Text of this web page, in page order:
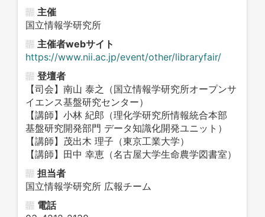
主催
国立情報学研究所
主催者webサイト
https://www.nii.ac.jp/event/other/libraryfair/
登壇者
【司会】南山 泰之（国立情報学研究所オープンサ
イエンス基盤研究センター）
【講師】小林 紀郎（理化学研究所情報統合本部
基盤研究開発部門 データ知識化開発ユニット）
【講師】茂出木 理子（東京工業大学）
【講師】田中 幸恵（名古屋大学生命農学図書室）
担当者
国立情報学研究所 広報チーム
電話